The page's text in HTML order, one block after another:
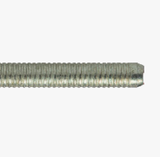
MONOBOLT® er et
MONOBOLT® oppfyller
varierende materialstørrelser og gir
låst ved naglehodet samt den er
Rustfritt stål A2/Rustfritt